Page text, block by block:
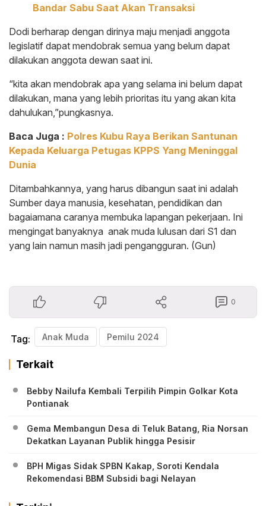
Bandar Sabu Saat Akan Transaksi
Dodi berharap dengan dirinya maju menjadi anggota
legislatif dapat mendobrak semua yang belum dapat
dilakukan anggota dewan saat ini.
“kita akan mendobrak apa yang selama ini belum dapat
dilakukan, mana yang lebih prioritas itu yang akan kita
dahulukan,”pungkasnya.
Baca Juga : Polres Kubu Raya Berikan Santunan
Kepada Keluarga Petugas KPPS Yang Meninggal
Dunia
Ditambahkannya, yang harus dibangun saat ini adalah
Sumber daya manusia, kesehatan, pendidikan dan
bagaiamana caranya membuka lapangan pekerjaan. Ini
mengingat banyaknya anak muda lulusan dari S1 dan
yang lain namun masih jadi pengangguran. (Gun)
0
Tag: Anak Muda Pemilu 2024
Terkait
Bebby Nailufa Kembali Terpilih Pimpin Golkar Kota
Pontianak
Gema Membangun Desa di Teluk Batang, Ria Norsan
Dekatkan Layanan Publik hingga Pesisir
BPH Migas Sidak SPBN Kakap, Soroti Kendala
Rekomendasi BBM Subsidi bagi Nelayan